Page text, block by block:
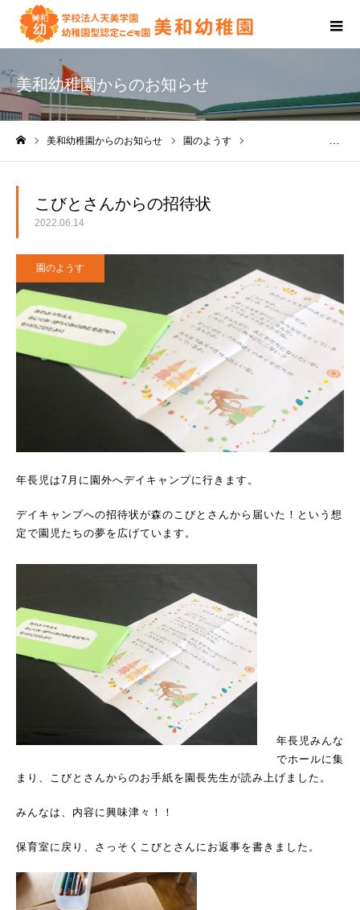
美和幼稚園からのお知らせ
美和幼稚園からのお知らせ 園のようす
こびとさんからの招待状
2022.06.14
園のようす
年長児は7月に園外へデイキャンプに行きます。
デイキャンプへの招待状が森のこびとさんから届いた！という想
定で園児たちの夢を広げています。
年長児みんな
でホールに集
まり、こびとさんからのお手紙を園長先生が読み上げました。
みんなは、内容に興味津々！！
保育室に戻り、さっそくこびとさんにお返事を書きました。